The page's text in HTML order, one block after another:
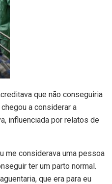
que não conseguiria
a considerar a
influenciada por relatos de
me considerava uma pessoa
ter um parto normal.
que era para eu